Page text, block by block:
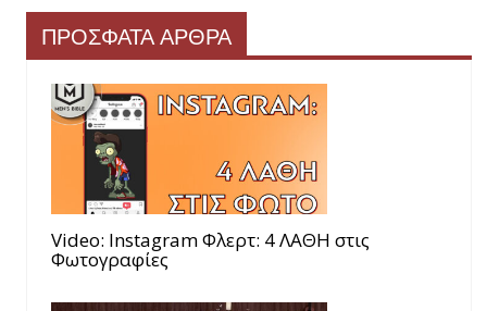
ΠΡΟΣΦΑΤΑ ΑΡΘΡΑ
Video: Instagram Φλερτ: 4 ΛΑΘΗ στις
Φωτογραφίες